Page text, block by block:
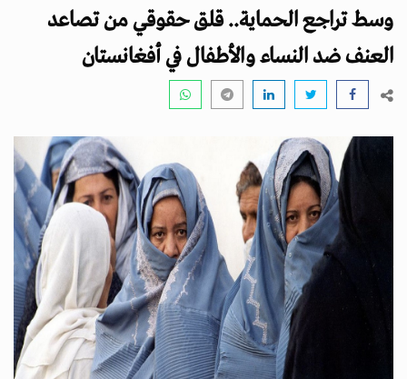
g
a
n
وسط تراجع الحماية.. قلق حقوقي من تصاعد
العنف ضد النساء والأطفال في أفغانستان